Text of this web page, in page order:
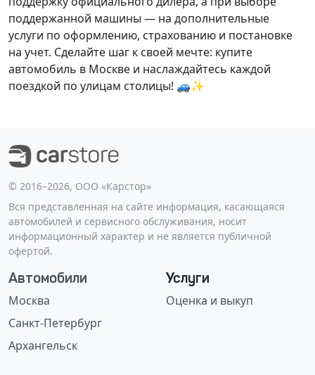
поддержанной машины — на дополнительные
услуги по оформлению, страхованию и постановке
на учет. Сделайте шаг к своей мечте: купите
автомобиль в Москве и наслаждайтесь каждой
поездкой по улицам столицы! 🚙✨
©️ 2016–2026, ООО «Карстор»
Вся представленная на сайте информация, касающаяся
автомобилей и сервисного обслуживания, носит
информационный характер и не является публичной
офертой.
Автомобили
Москва
Санкт-Петербург
Архангельск
Услуги
Оценка и выкуп